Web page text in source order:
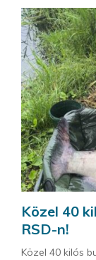
Közel 40
RSD-n!
Közel 40 kilós